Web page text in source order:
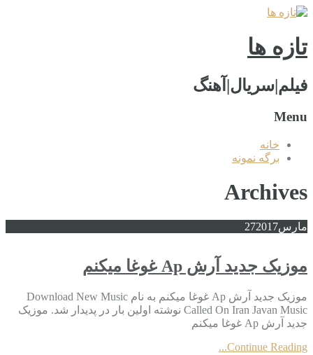
تازه ها
فیلم|سریال|آهنگ
Menu
خانه
برگه نمونه
Archives
مارس 272017
موزیک جدید آرش Ap غوغا میکنم
موزیک جدید آرش Ap غوغا میکنم به نام Download New Music
Called On Iran Javan Music نوشته اولین بار در پدیدار شد. موزیک
جدید آرش Ap غوغا میکنم
Continue Reading...